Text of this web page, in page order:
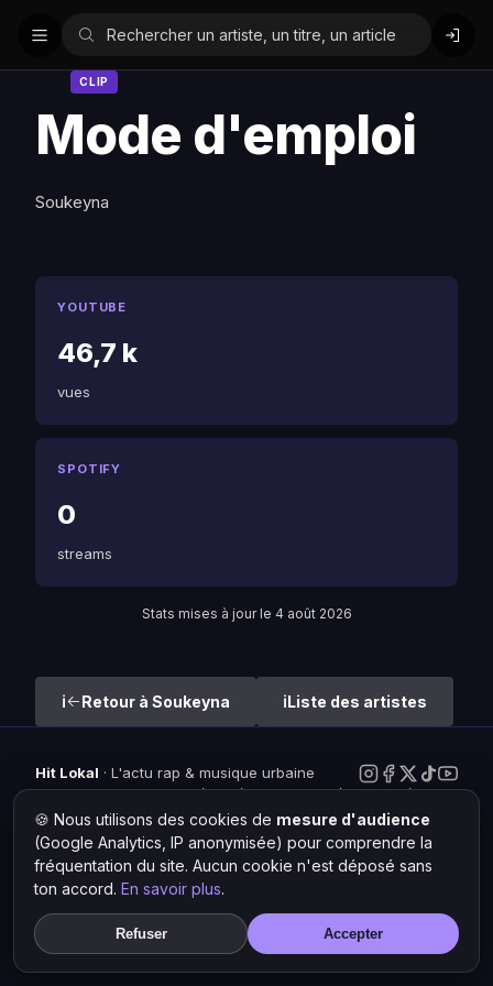
CLIP
Mode d'emploi
Soukeyna
YOUTUBE
46,7 k
vues
SPOTIFY
0
streams
Stats mises à jour le 4 août 2026
Retour à Soukeyna Liste des artistes
Hit Lokal · L'actu rap & musique urbaine
© 2026 — Tous droits réservés ·Mentions légales·Gérer les
cookies
🍪 Nous utilisons des cookies de mesure d'audience
(Google Analytics, IP anonymisée) pour comprendre la
fréquentation du site. Aucun cookie n'est déposé sans
ton accord. En savoir plus.
Refuser Accepter